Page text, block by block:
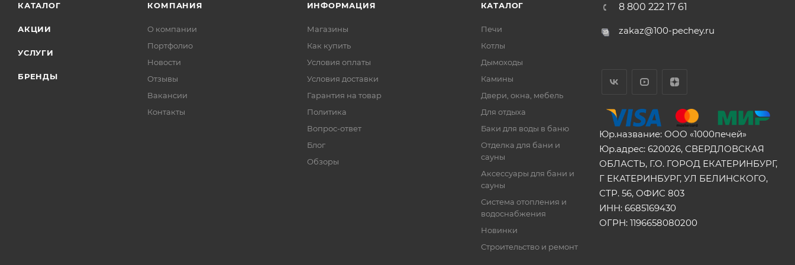
КАТАЛОГ
АКЦИИ
УСЛУГИ
БРЕНДЫ
КОМПАНИЯ
О компании
Портфолио
Новости
Отзывы
Вакансии
Контакты
ИНФОРМАЦИЯ
Магазины
Как купить
Условия оплаты
Условия доставки
Гарантия на товар
Политика
Вопрос-ответ
Блог
Обзоры
КАТАЛОГ
Печи
Котлы
Дымоходы
Камины
Двери, окна, мебель
Для отдыха
Баки для воды в баню
Отделка для бани и
сауны
Аксессуары для бани и
сауны
Система отопления и
водоснабжения
Новинки
Строительство и ремонт
8 800 222 17 61
zakaz@100-pechey.ru
Юр.название: ООО «1000печей»
Юр.адрес: 620026, СВЕРДЛОВСКАЯ
ОБЛАСТЬ, Г.О. ГОРОД ЕКАТЕРИНБУРГ,
Г ЕКАТЕРИНБУРГ, УЛ БЕЛИНСКОГО,
СТР. 56, ОФИС 803
ИНН: 6685169430
ОГРН: 1196658080200